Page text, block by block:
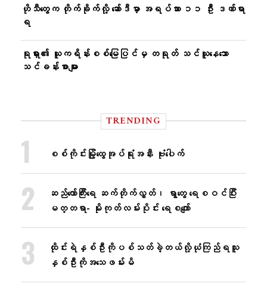
ဟိုသီတွေက တိုက်ခိုက်လို့ ဆော်ဒီမှာ အရပ်သား ၁၁ ဦး ဒဏ်ရာ
ရ
ရုရှား၏ ယူကရိန်းစစ်မြေပြင်မှ တရုတ် သင်ယူနေသော
သင်ခန်းစာများ
TRENDING
စစ်ကိုင်းမြို့ထွေအုပ်ရုံးအနီး ဗုံးပေါက်
ဆည်တော်ကြီးရေ ဆက်တိုက်လွှတ်၊ ရွာတွေ ရေစဝင်ပြီး
မတ္တရာ- မိုးကုတ်လမ်းပိုင်း ရေစကျော်
ထိုင်းရဲနှစ်ဦးကိုပစ်သတ်ခဲ့တယ်လို့ယုံကြည်ရသူ
နှစ်ဦးကိုအသေဖမ်းမိ